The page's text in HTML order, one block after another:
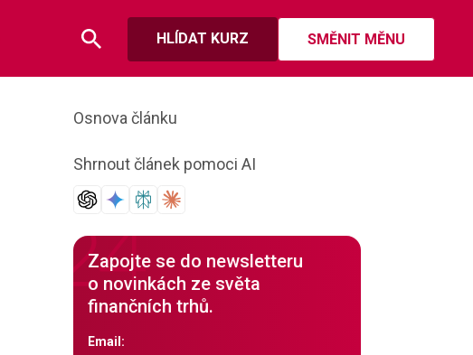
HLÍDAT KURZ SMĚNIT MĚNU
Osnova článku
Shrnout článek pomoci AI
Zapojte se do newsletteru
o novinkách ze světa
finančních trhů.
Email: